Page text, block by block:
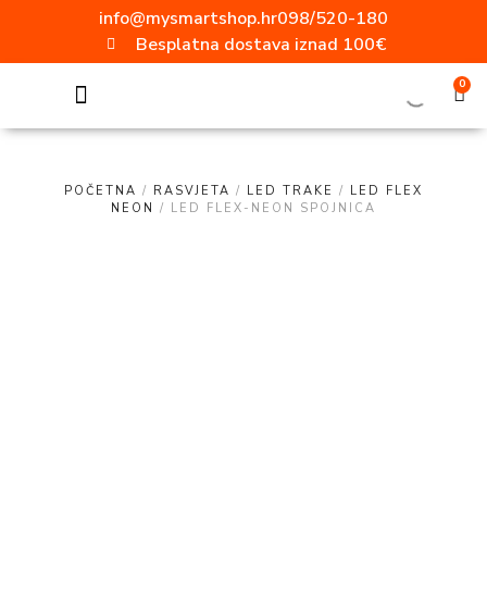
info@mysmartshop.hr098/520-180
Besplatna dostava iznad 100€
0
POČETNA / RASVJETA / LED TRAKE / LED FLEX
NEON / LED FLEX-NEON SPOJNICA